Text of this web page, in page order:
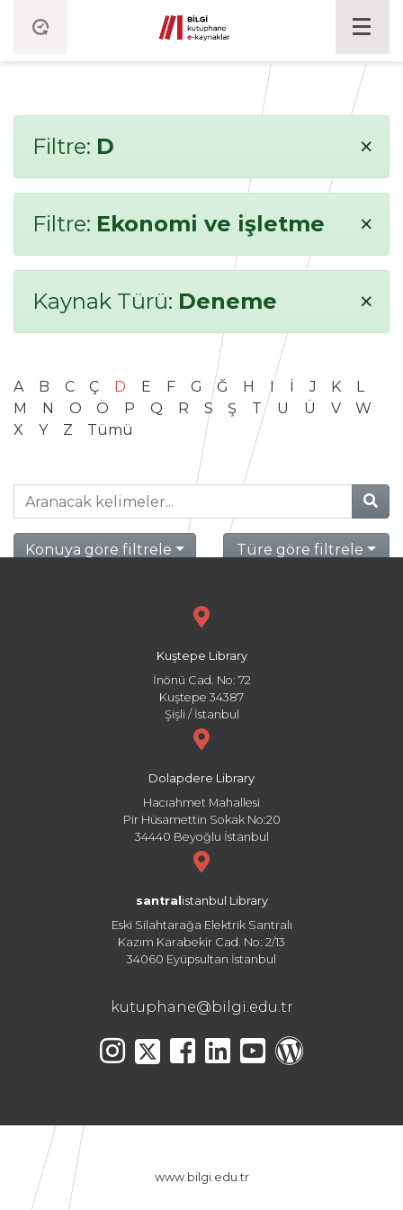
Filtre: D ×
Filtre: Ekonomi ve işletme ×
Kaynak Türü: Deneme ×
A B C Ç D E F G Ğ H I İ J K
L
M
N O Ö P Q R S Ş T U Ü V
W
X
Y Z Tümü
Konuya göre filtrele Türe göre filtrele
Kuştepe Library
İnönü Cad. No: 72
Kuştepe 34387
Şişli / İstanbul
Dolapdere Library
Hacıahmet Mahallesi
Pir Hüsamettin Sokak No:20
34440 Beyoğlu İstanbul
santral istanbul Library
Eski Silahtarağa Elektrik Santralı
Kazım Karabekir Cad. No: 2/13
34060 Eyüpsultan İstanbul
kutuphane@bilgi.edu.tr
www.bilgi.edu.tr